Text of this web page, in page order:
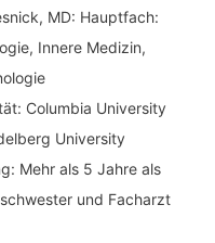
MD: Hauptfach:
Innere Medizin,
Columbia University
University
Mehr als 5 Jahre als
und Facharzt